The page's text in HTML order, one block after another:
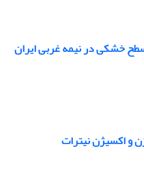
و اکسیژن نیترات